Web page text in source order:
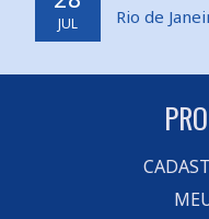
JUL Rio de